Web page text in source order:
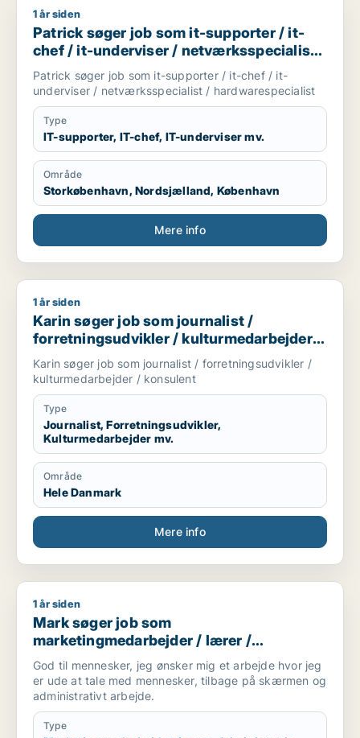
Patrick søger job som it-supporter / it-chef / it-underviser /
1 år siden
Patrick søger job som it-supporter / it-
chef / it-underviser / netværksspecialist /
hardwarespecialist
Patrick søger job som it-supporter / it-chef / it-
underviser / netværksspecialist / hardwarespecialist
Type
IT-supporter, IT-chef, IT-underviser mv.
Område
Storkøbenhavn, Nordsjælland, København
Mere info
Karin søger job som journalist / forretningsudvikler /
1 år siden
Karin søger job som journalist /
forretningsudvikler / kulturmedarbejder /
konsulent
Karin søger job som journalist / forretningsudvikler /
kulturmedarbejder / konsulent
Type
Journalist, Forretningsudvikler,
Kulturmedarbejder mv.
Område
Hele Danmark
Mere info
Mark søger job som marketingmedarbejder / lærer /
1 år siden
Mark søger job som
marketingmedarbejder / lærer /
administrativ medarbejder /
kontorassistent / hr-medarbejder
God til mennesker, jeg ønsker mig et arbejde hvor jeg
er ude at tale med mennesker, tilbage på skærmen og
administrativt arbejde.
Type